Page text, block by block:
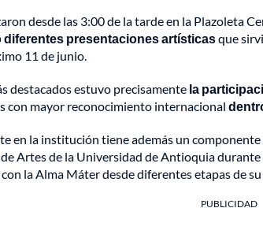
desde las 3:00 de la tarde en la Plazoleta
diferentes presentaciones artísticasque
11 de junio.
destacados estuvo precisamente la
con mayor reconocimiento internacional
en la institución tiene además un
Artes de la Universidad de Antioquia
la Alma Máter desde diferentes etapas de
PUBLICIDAD